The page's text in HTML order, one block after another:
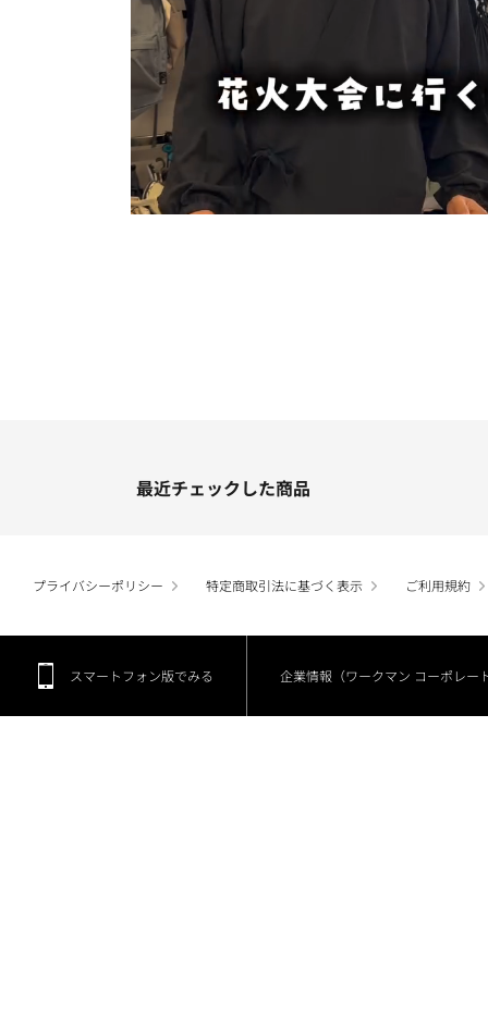
最近チェックした商品
プライバシーポリシー 特定商取引法に基づく表示 ご利用規約
スマートフォン版でみる 企業情報（ワークマン コーポレー